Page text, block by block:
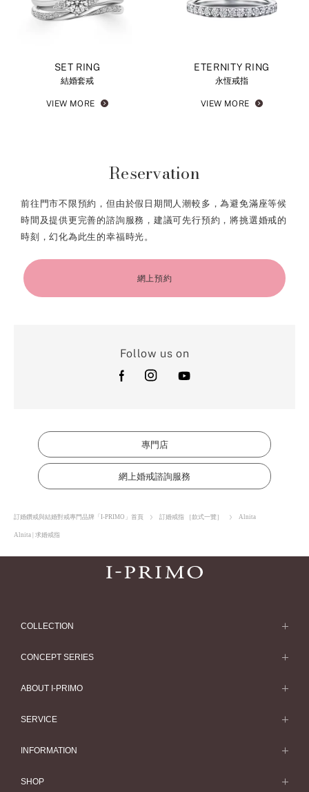
SET RING
結婚套戒
VIEW MORE
ETERNITY RING
永恆戒指
VIEW MORE
Reservation
前往門市不限預約，但由於假日期間人潮較多，為避免滿座等候
時間及提供更完善的諮詢服務，建議可先行預約，將挑選婚戒的
時刻，幻化為此生的幸福時光。
網上預約
Follow us on
專門店
網上婚戒諮詢服務
訂婚鑽戒與結婚對戒專門品牌「I-PRIMO」首頁 訂婚戒指 ［款式一覽］ Alnita
Alnita | 求婚戒指
COLLECTION
結婚套戒
結婚套戒一覽
CONCEPT SERIES
HATSUSORA
ABOUT I-PRIMO
SERVICE
INFORMATION
SHOP